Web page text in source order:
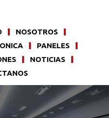
NOSOTROS
PANELES
NOTICIAS